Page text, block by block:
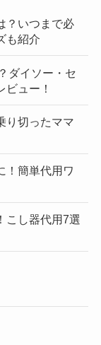
？いつまで必
も紹介
ダイソー・セ
ュー！
り切ったママ
！簡単代用ワ
こし器代用7選